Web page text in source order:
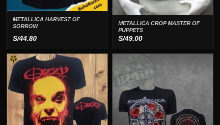
METALLICA HARVEST OF
SORROW
S/44.80
METALLICA CROP MASTER OF
PUPPETS
S/49.00